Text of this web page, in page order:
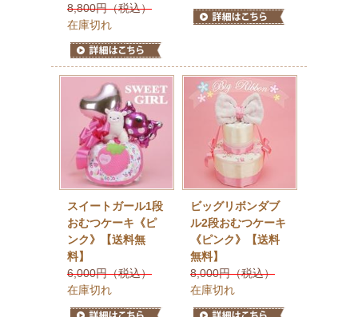
8,800円（税込）
在庫切れ
スイートガール1段
おむつケーキ《ピ
ンク》【送料無
料】
6,000円（税込）
在庫切れ
ビッグリボンダブ
ル2段おむつケーキ
《ピンク》【送料
無料】
8,000円（税込）
在庫切れ